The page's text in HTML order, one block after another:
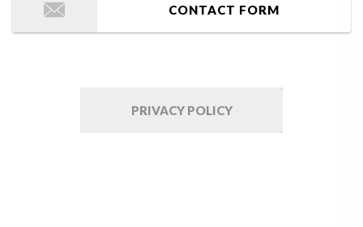
CONTACT FORM
PRIVACY POLICY